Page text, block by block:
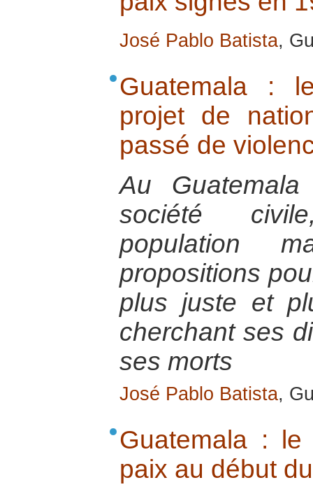
José Pablo Batista,
Guatemala :
projet de
passé de
Au
société
population
propositions
plus juste et
cherchant ses
ses morts
José Pablo Batista,
Guatemala :
paix au début